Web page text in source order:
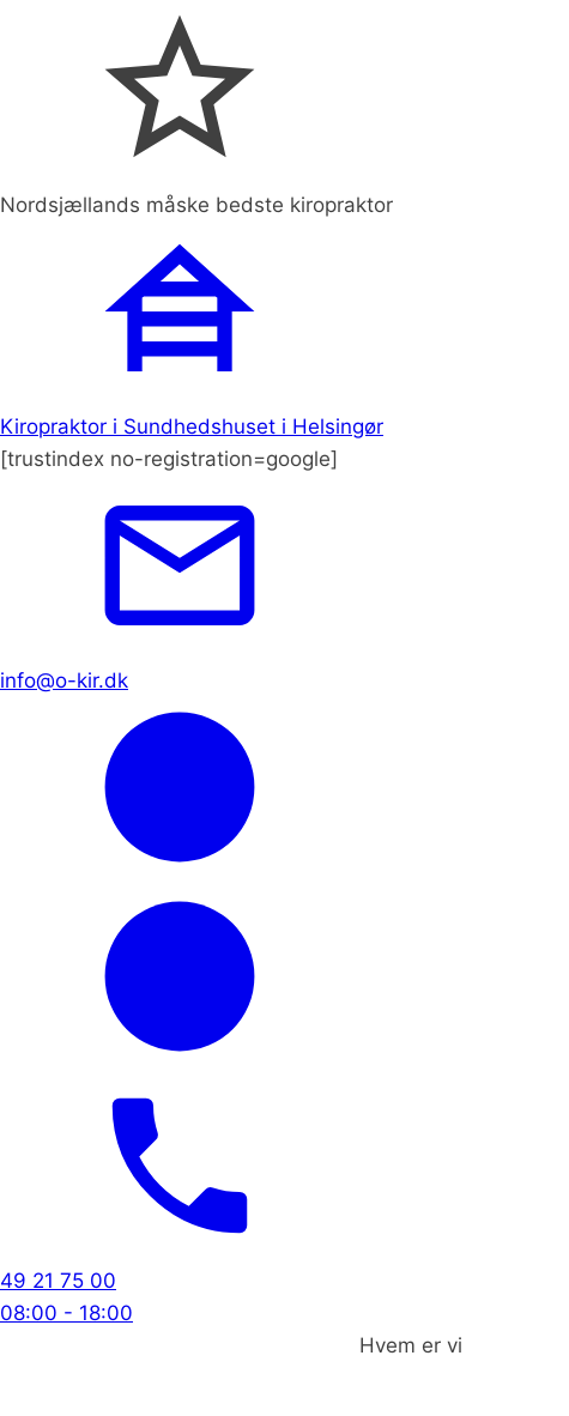
Nordsjællands måske bedste kiropraktor
Kiropraktor i Sundhedshuset i Helsingør
[trustindex no-registration=google]
info@o-kir.dk
49 21 75 00
08:00 - 18:00
Hvem er vi